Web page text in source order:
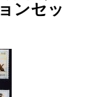
ンセッ